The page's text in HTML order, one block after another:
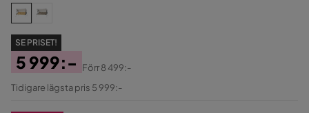
SE PRISET!
Pris
5 999:-
Original
Förr8 499:-
Tidigare lägsta pris 5 999:-